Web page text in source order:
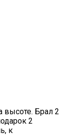
высоте. Брал 2
2
к